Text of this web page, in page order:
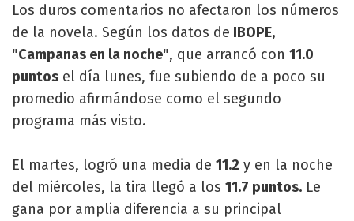
Los duros comentarios no afectaron los números
de la novela. Según los datos de IBOPE,
"Campanas en la noche", que arrancó con 11.0
puntos el día lunes, fue subiendo de a poco su
promedio afirmándose como el segundo
programa más visto.
El martes, logró una media de 11.2 y en la noche
del miércoles, la tira llegó a los 11.7 puntos. Le
gana por amplia diferencia a su principal